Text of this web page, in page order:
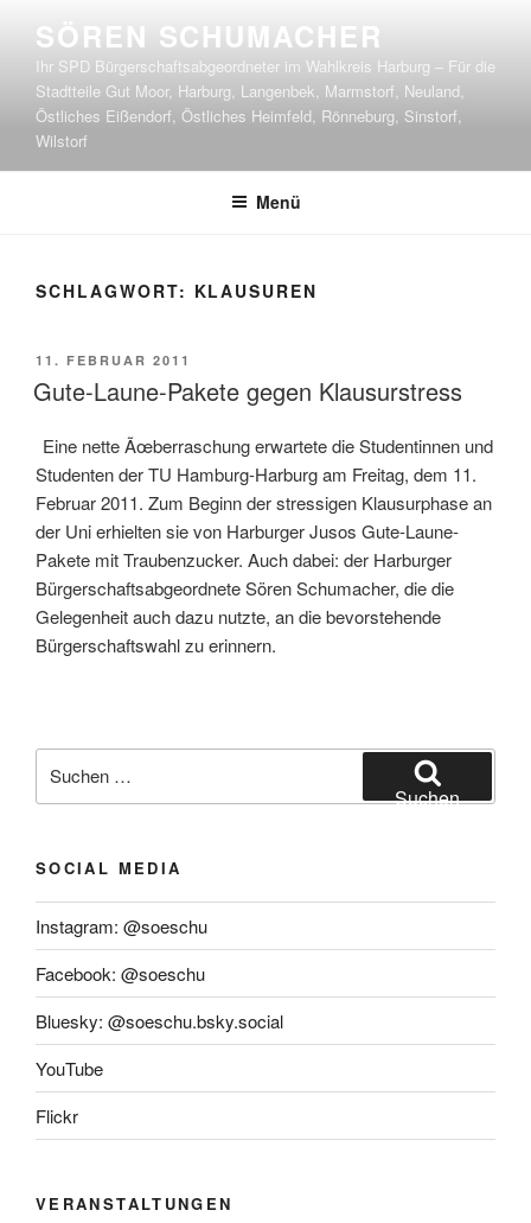
Inhalt
springen
SÖREN SCHUMACHER
Ihr SPD Bürgerschaftsabgeordneter im Wahlkreis Harburg – Für die
Stadtteile Gut Moor, Harburg, Langenbek, Marmstorf, Neuland,
Östliches Eißendorf, Östliches Heimfeld, Rönneburg, Sinstorf,
Wilstorf
Menü
SCHLAGWORT: KLAUSUREN
VERÖFFENTLICHT
AM
11. FEBRUAR 2011
Gute-Laune-Pakete gegen Klausurstress
Eine nette Ãœberraschung erwartete die Studentinnen und
Studenten der TU Hamburg-Harburg am Freitag, dem 11.
Februar 2011. Zum Beginn der stressigen Klausurphase an
der Uni erhielten sie von Harburger Jusos Gute-Laune-
Pakete mit Traubenzucker. Auch dabei: der Harburger
Bürgerschaftsabgeordnete Sören Schumacher, die die
Gelegenheit auch dazu nutzte, an die bevorstehende
Bürgerschaftswahl zu erinnern.
nach:
Suchen
SOCIAL MEDIA
Instagram: @soeschu
Facebook: @soeschu
Bluesky: @soeschu.bsky.social
YouTube
Flickr
VERANSTALTUNGEN